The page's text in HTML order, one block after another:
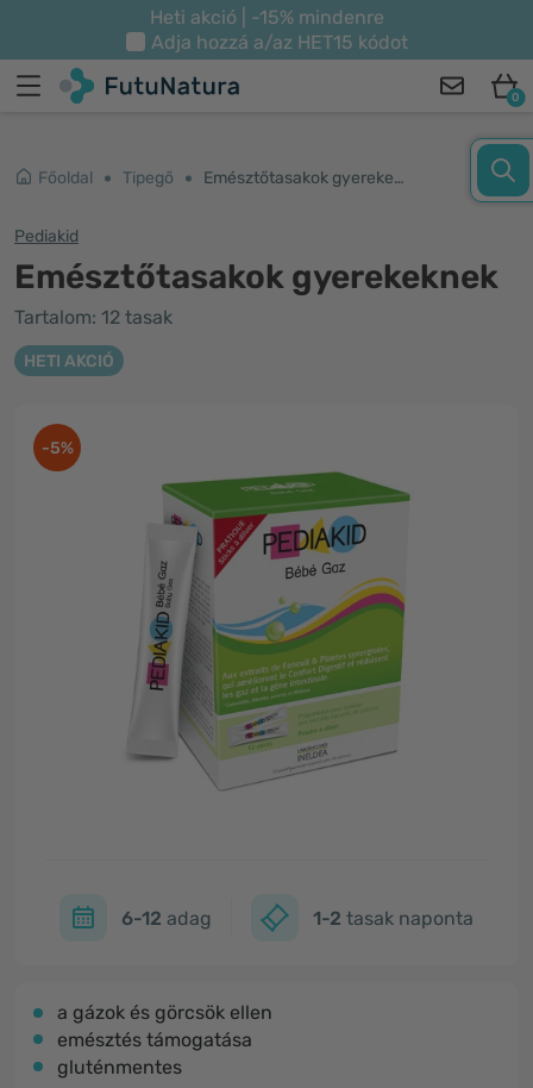
Heti akció | -15% mindenre
Adja hozzá a/az HET15 kódot
0
Főoldal Tipegő Emésztőtasakok gyerekeknek
Pediakid
Emésztőtasakok gyerekeknek
Tartalom: 12 tasak
HETI AKCIÓ
-5%
6-12 adag 1-2 tasak naponta
a gázok és görcsök ellen
emésztés támogatása
gluténmentes